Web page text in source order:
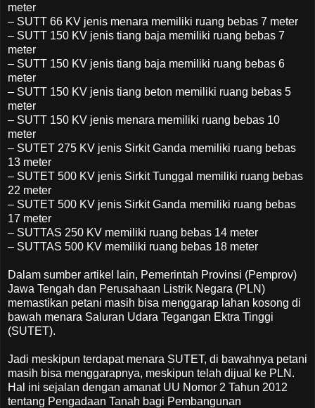
meter
– SUTT 66 KV jenis menara memiliki ruang bebas 7 meter
– SUTT 150 KV jenis tiang baja memiliki ruang bebas 7
meter
– SUTT 150 KV jenis tiang baja memiliki ruang bebas‎ 6
meter
– SUTT 150 KV jenis tiang beton memiliki ruang bebas 5
meter
– SUTT 150 KV jenis menara memiliki ruang bebas 10
meter
– SUTET 275 KV jenis Sirkit Ganda memiliki ruang bebas
13 meter
– SUTET 500 KV jenis Sirkit Tunggal memiliki ruang bebas
22 meter
– SUTET ‎500 KV jenis Sirkit Ganda memiliki ruang bebas
17 meter
– SUTTAS 250 KV memiliki ruang bebas 14 meter
– SUTTAS 500 KV memiliki ruang bebas 18 meter
Dalam sumber artikel lain, Pemerintah Provinsi (Pemprov)
Jawa Tengah dan Perusahaan Listrik Negara (PLN)
memastikan petani masih bisa menggarap lahan kosong di
bawah menara Saluran Udara Tegangan Ektra Tinggi
(SUTET).
Jadi meskipun terdapat menara SUTET, di bawahnya petani
masih bisa menggarapnya, meskipun telah dijual ke PLN.
Hal ini sejalan dengan amanat UU Nomor 2 Tahun 2012
tentang Pengadaan Tanah bagi Pembangunan